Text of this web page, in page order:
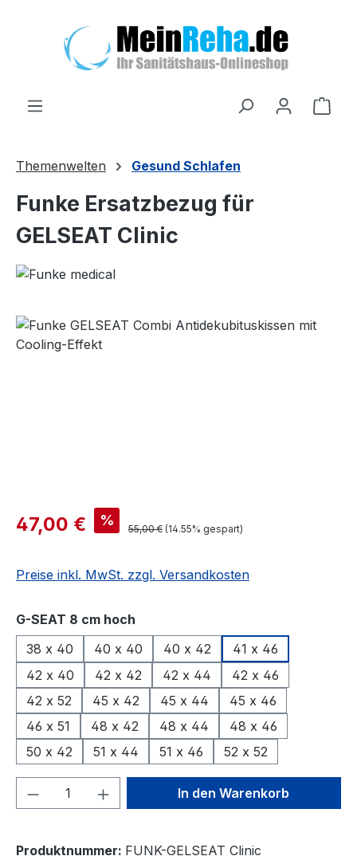
Themenwelten Gesund Schlafen
Funke Ersatzbezug für
GELSEAT Clinic
Bildergalerie überspringen
47,00 € %
55,00 € (14.55% gespart)
Preise inkl. MwSt. zzgl. Versandkosten
G-SEAT 8 cm hoch
38 x 40
40 x 40 40 x 42
41 x 46
42 x 40
42 x 42 42 x 44
42 x 46
42 x 52
45 x 42 45 x 44
45 x 46
46 x 51
48 x 42 48 x 44
48 x 46
50 x 42
51 x 44 51 x 46 52 x 52
Produkt Anzahl: Gib denIn den Warenkorb
Produktnummer: FUNK-GELSEAT Clinic